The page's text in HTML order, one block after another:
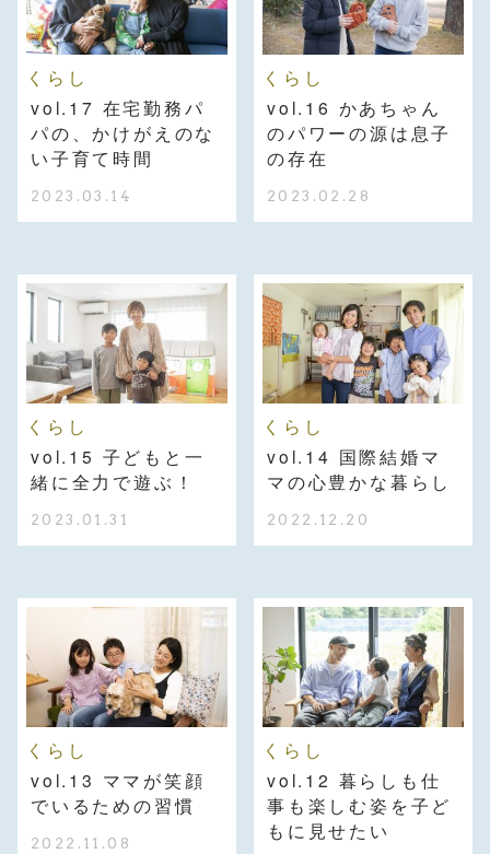
くらし
vol.17 在宅勤務パ
パの、かけがえのな
い子育て時間
2023.03.14
くらし
vol.16 かあちゃん
のパワーの源は息子
の存在
2023.02.28
くらし
vol.15 子どもと一
緒に全力で遊ぶ！
2023.01.31
くらし
vol.14 国際結婚マ
マの心豊かな暮らし
2022.12.20
くらし
vol.13 ママが笑顔
でいるための習慣
2022.11.08
くらし
vol.12 暮らしも仕
事も楽しむ姿を子ど
もに見せたい